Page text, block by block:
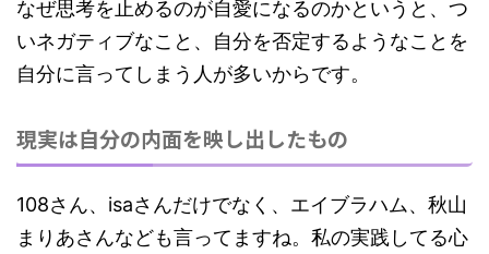
なぜ思考を止めるのが自愛になるのかというと、つ
いネガティブなこと、自分を否定するようなことを
自分に言ってしまう人が多いからです。
現実は自分の内面を映し出したもの
108さん、isaさんだけでなく、エイブラハム、秋山
まりあさんなども言ってますね。私の実践してる心